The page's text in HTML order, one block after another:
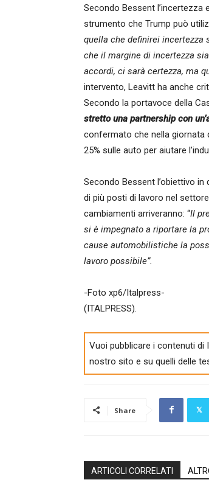
Secondo Bessent
strumento che Trump può
quella che definirei incertezza
che il margine di incertezza
accordi, ci sarà certezza, ma
intervento, Leavitt ha anche
Secondo la portavoce della
stretto una partnership con
confermato che nella giornata
25% sulle auto per aiutare
Secondo Bessent l’obiettivo
di più posti di lavoro nel
cambiamenti arriveranno: “Il
si è impegnato a riportare la
cause automobilistiche la
lavoro possibile”.
-Foto xp6/Italpress-
(ITALPRESS).
Vuoi pubblicare i contenuti
nostro sito e su quelli delle
Share
ARTICOLI CORRELATI